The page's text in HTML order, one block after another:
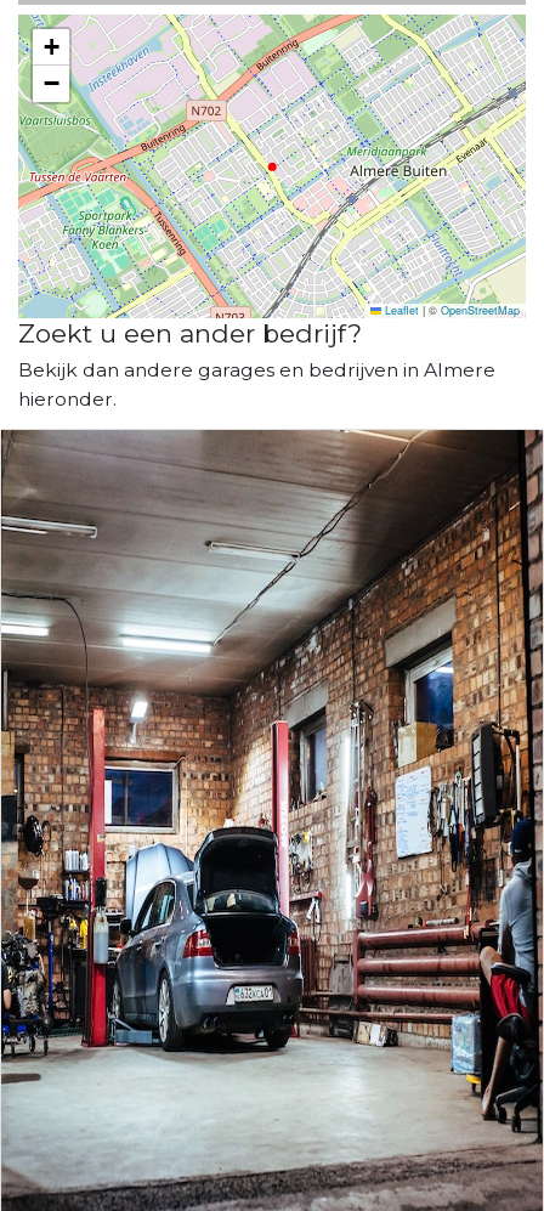
+
−
Leaflet | © OpenStreetMap
Zoekt u een ander bedrijf?
Bekijk dan andere garages en bedrijven in Almere
hieronder.